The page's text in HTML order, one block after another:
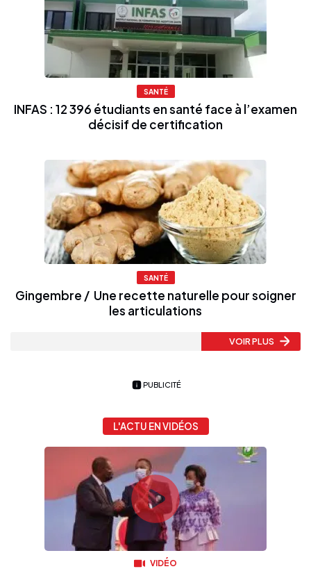
SANTÉ
INFAS : 12 396 étudiants en santé face à l’examen
décisif de certification
SANTÉ
Gingembre / Une recette naturelle pour soigner
les articulations
VOIR PLUS
PUBLICITÉ
L'ACTU EN VIDÉOS
VIDÉO